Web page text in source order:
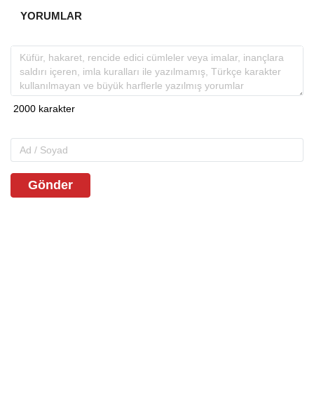
YORUMLAR
Gönder